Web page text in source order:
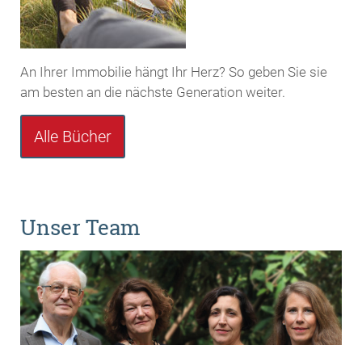
An Ihrer Immobilie hängt Ihr Herz? So geben Sie sie
am besten an die nächste Generation weiter.
Alle Bücher
Unser Team